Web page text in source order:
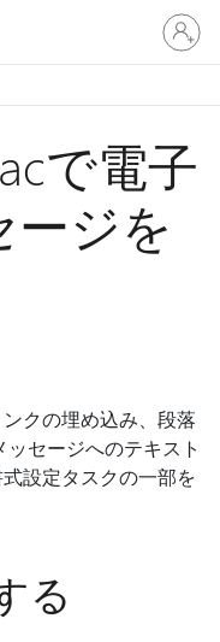
ア
カ
ウ
に
サ
イ
ン
イ
で電子
ージを
クの埋め込み、段落
セージへのテキスト
設定タスクの一部を
る